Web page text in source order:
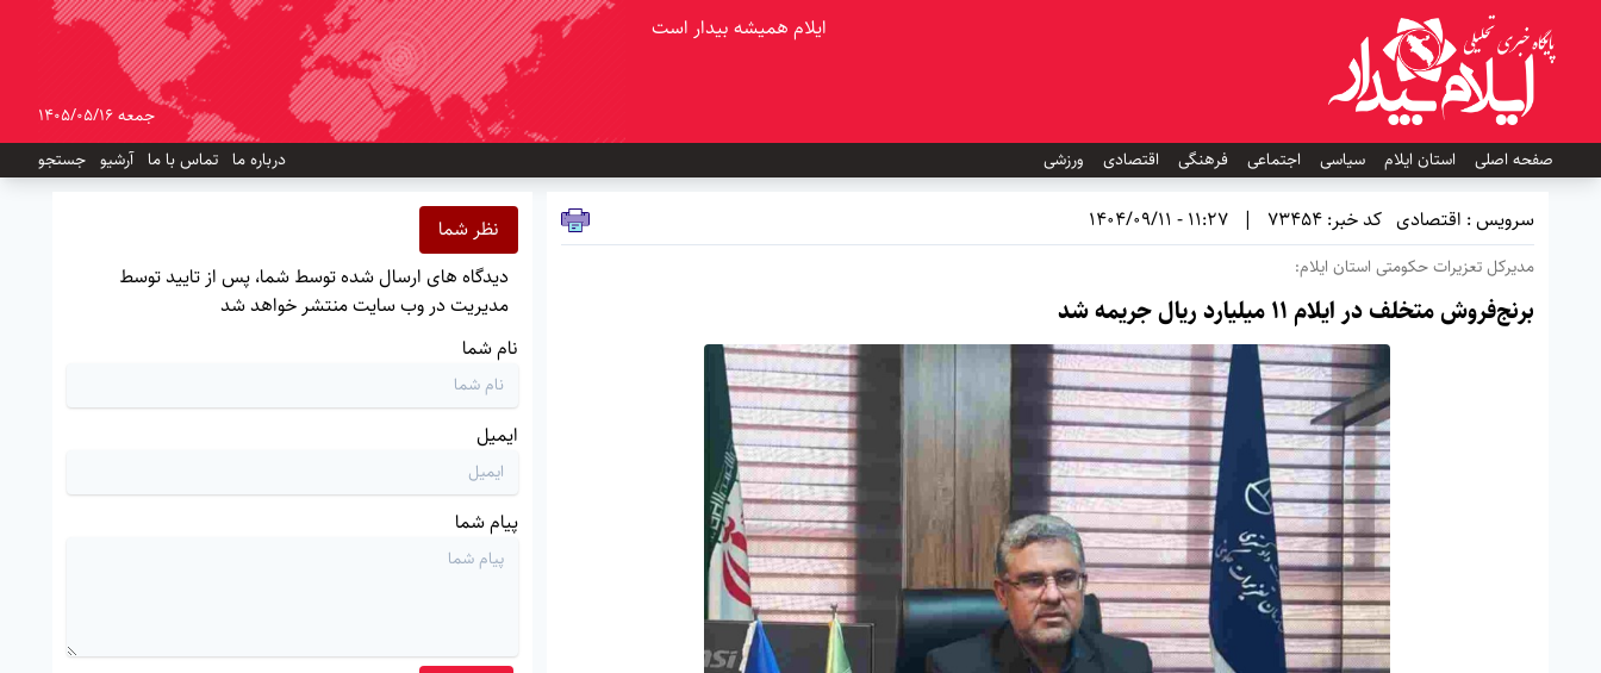
ایلام همیشه بیدار است
جمعه 1405/05/16
صفحه اصلی
استان ایلام سیاسی اجتماعی فرهنگی اقتصادی ورزشی درباره ما تماس با ما آرشیو جستجو
سرویس : اقتصادی کد خبر: 73454 |
11:27 - 1404/09/11
مدیرکل تعزیرات حکومتی استان ایلام:
برنج‌فروش متخلف در ایلام ۱۱ میلیارد ریال جریمه شد
نظر شما
دیدگاه های ارسال شده توسط شما، پس از تایید توسط
مدیریت در وب سایت منتشر خواهد شد
نام شما
ایمیل
پیام شما